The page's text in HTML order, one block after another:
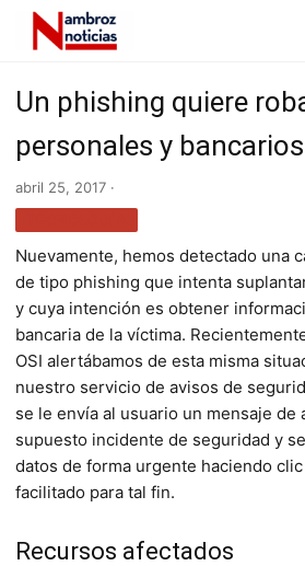
Un phishing quiere
personales y
abril 25, 2017 ·
Nuevamente, hemos detectado una
de tipo phishing que intenta
y cuya intención es obtener
bancaria de la víctima.
OSI alertábamos de esta misma
nuestro servicio de avisos de
se le envía al usuario un mensaje
supuesto incidente de seguridad y
datos de forma urgente haciendo
facilitado para tal fin.
Recursos afectados